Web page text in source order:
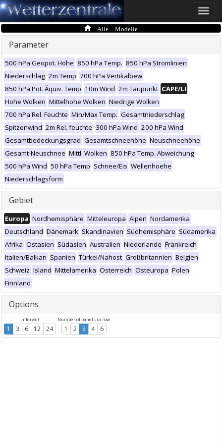
Toggle
Alle Modelle
Parameter
500 hPa Geopot. Höhe 850 hPa Temp. 850 hPa Stromlinien
Niederschlag 2m Temp 700 hPa Vertikalbew
850 hPa Pot. Äquiv. Temp 10m Wind 2m Taupunkt CAPE/LI
Hohe Wolken Mittelhohe Wolken Niedrige Wolken
700 hPa Rel. Feuchte Min/Max Temp. Gesamtniederschlag
Spitzenwind 2m Rel. feuchte 300 hPa Wind 200 hPa Wind
Gesamtbedeckungsgrad Gesamtschneehöhe Neuschneehöhe
Gesamt-Neuschnee Mittl. Wolken 850 hPa Temp. Abweichung
500 hPa Wind 50 hPa Temp Schnee/Eis Wellenhoehe
Niederschlagsform
Gebiet
Europa Nordhemisphäre Mitteleuropa Alpen Nordamerika
Deutschland Dänemark Skandinavien Südhemisphäre Südamerika
Afrika Ostasien Südasien Australien Niederlande Frankreich
Italien/Balkan Spanien Türkei/Nahost Großbritannien Belgien
Schweiz Island Mittelamerika Österreich Osteuropa Polen
Finnland
Options
Intervall
1 3 6 12 24
Number of panels in row
1 2 3 4 6